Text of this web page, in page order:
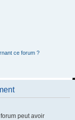
ce forum ?
peut avoir